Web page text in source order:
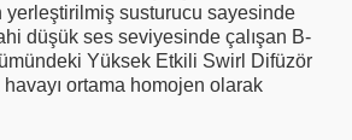
yerleştirilmiş susturucu sayesinde
düşük ses seviyesinde çalışan B-
Yüksek Etkili Swirl Difüzör
ortama homojen olarak